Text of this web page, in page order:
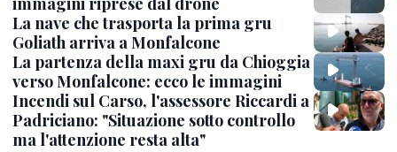
La nave che trasporta la prima gru
Goliath arriva a Monfalcone
La partenza della maxi gru da Chioggia
verso Monfalcone: ecco le immagini
Incendi sul Carso, l'assessore Riccardi a
Padriciano: "Situazione sotto controllo
ma l'attenzione resta alta"